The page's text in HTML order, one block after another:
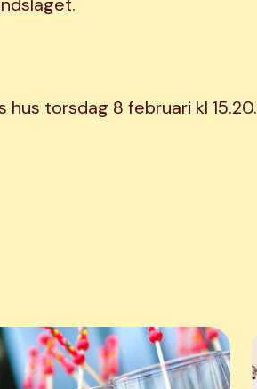
hus torsdag 8 februari kl 15.20.